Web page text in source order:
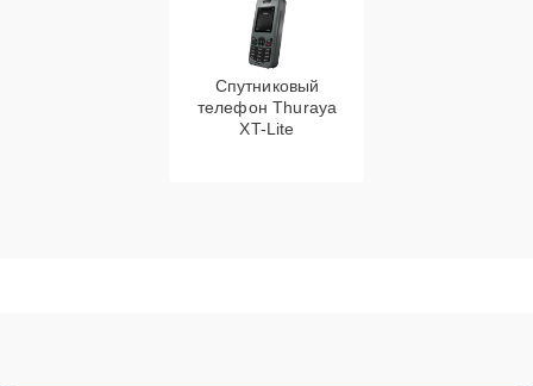
Спутниковый
телефон Thuraya
XT-Lite